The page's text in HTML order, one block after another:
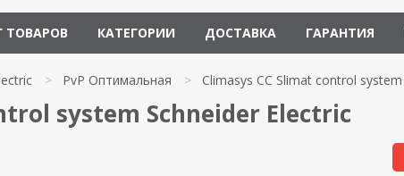
ТОВАРОВ КАТЕГОРИИ ДОСТАВКА ГАРАНТИЯ
> PvP Оптимальная > Climasys CC Slimat control system
system Schneider Electric